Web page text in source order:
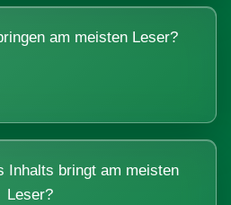
am meisten Leser?
Inhalts bringt am meisten
Leser?